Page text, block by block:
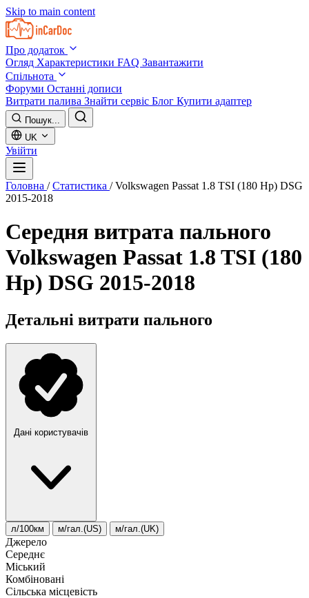
Skip to main content
Про додаток
Огляд Характеристики FAQ Завантажити
Спільнота
Форуми Останні дописи
Витрати палива Знайти сервіс Блог Купити адаптер
Пошук...
UK
Увійти
Головна / Статистика / Volkswagen Passat 1.8 TSI (180 Hp) DSG
2015-2018
Середня витрата пального
Volkswagen Passat 1.8 TSI (180
Hp) DSG 2015-2018
Детальні витрати пального
Дані користувачів
л/100км м/гал.(US) м/гал.(UK)
Джерело
Середнє
Міський
Комбіновані
Сільська місцевість